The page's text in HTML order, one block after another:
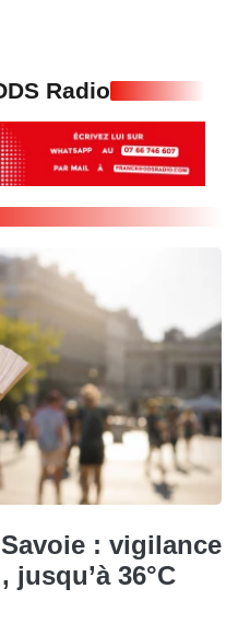
Radio
: vigilance
jusqu’à 36°C